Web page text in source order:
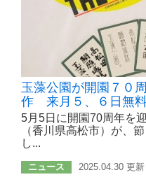
玉藻公園が開園７０
作 来月５、６日無
5月5日に開園70周年を
（香川県高松市）が、
し...
ニュース 2025.04.30 更新